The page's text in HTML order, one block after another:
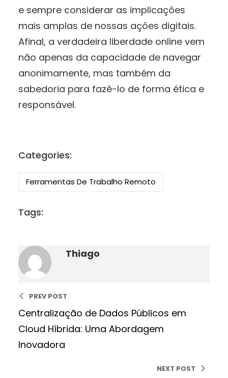
e sempre considerar as implicações
mais amplas de nossas ações digitais.
Afinal, a verdadeira liberdade online vem
não apenas da capacidade de navegar
anonimamente, mas também da
sabedoria para fazê-lo de forma ética e
responsável.
Categories:
Ferramentas De Trabalho Remoto
Tags:
Thiago
PREV POST
Centralização de Dados Públicos em
Cloud Híbrida: Uma Abordagem
Inovadora
NEXT POST